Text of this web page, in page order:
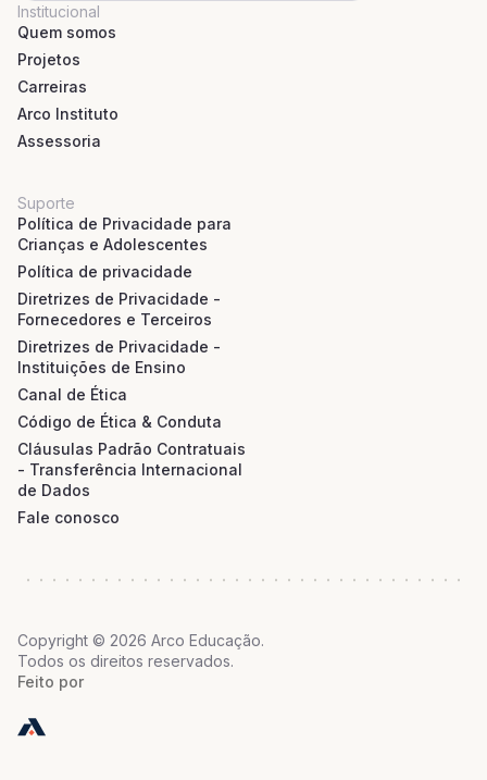
Institucional
Quem somos
Projetos
Carreiras
Arco Instituto
Assessoria
Suporte
Política de Privacidade para
Crianças e Adolescentes
Política de privacidade
Diretrizes de Privacidade -
Fornecedores e Terceiros
Diretrizes de Privacidade -
Instituições de Ensino
Canal de Ética
Código de Ética & Conduta
Cláusulas Padrão Contratuais
- Transferência Internacional
de Dados
Fale conosco
Copyright © 2026 Arco Educação.
Todos os direitos reservados.
Feito por